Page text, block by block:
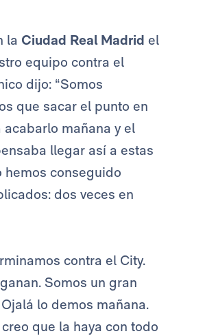
la Ciudad Real Madrid el
equipo contra el
dijo: “Somos
que sacar el punto en
acabarlo mañana y el
llegar así a estas
hemos conseguido
dos veces en
contra el City.
Somos un gran
lo demos mañana.
que la haya con todo